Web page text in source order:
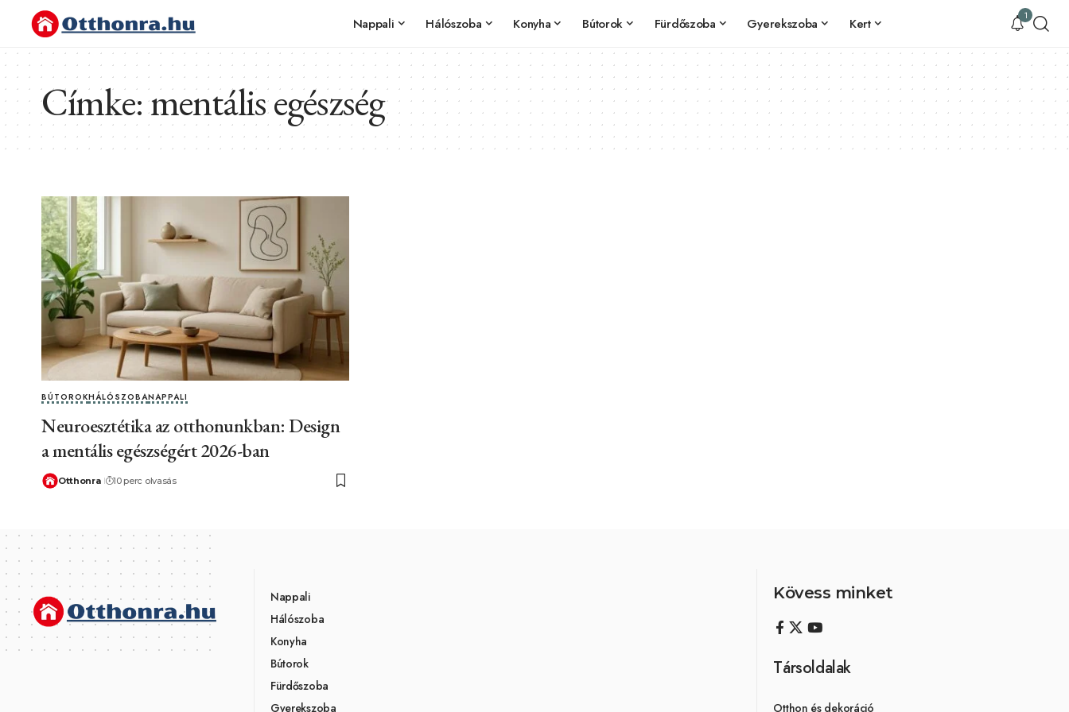
Nappali Hálószoba Konyha Bútorok Fürdőszoba Gyerekszoba Kert
1
Címke:mentális egészség
BÚTOROKHÁLÓSZOBANAPPALI
Neuroesztétika az otthonunkban: Design
a mentális egészségért 2026-ban
Otthonra 10 perc olvasás
Nappali
Hálószoba
Konyha
Bútorok
Fürdőszoba
Gyerekszoba
Kövess minket
Társoldalak
Otthon és dekoráció